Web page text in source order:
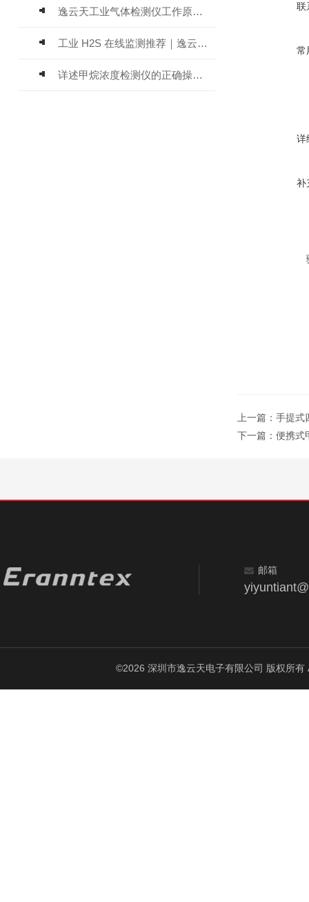
逸云天工业气体检测仪工作原理与选型标准详解
工业 H2S 在线监测推荐｜逸云天 MIC-600-H2S 固定式硫化氢检测仪评测
详述甲烷浓度检测仪的正确操作使用方法
联
常
详
补
上一篇： 手提式
下一篇： 便携式
邮箱
©2026 深圳市逸云天电子有限公司 版权所有